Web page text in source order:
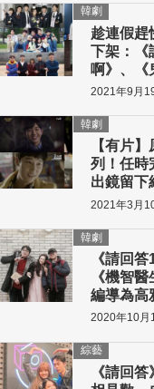
趁連假趕
下架：《
啊》、《
韓劇
2021年9月
【有片
列！任時
出鏡留下
韓劇
2021年3月
《請回
《機智
編導為高
韓劇
2020年10月
《請回
綜藝